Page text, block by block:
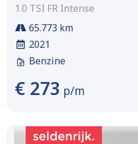
1.0 TSI FR Intense
65.773 km
2021
Benzine
€ 273 p/m